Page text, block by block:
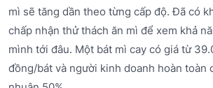
mì sẽ tăng dần theo từng cấp độ. Đã có
chấp nhận thử thách ăn mì để xem khả
mình tới đâu. Một bát mì cay có giá từ
đồng/bát và người kinh doanh hoàn toàn